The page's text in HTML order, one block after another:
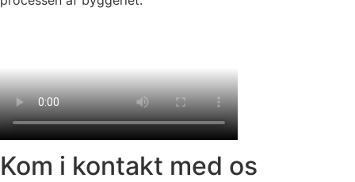
Kom i kontakt med os